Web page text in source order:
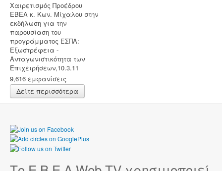
Χαιρετισμός Προέδρου
ΕΒΕΑ κ. Κων. Μίχαλου στην
εκδήλωση για την
παρουσίαση του
προγράμματος ΕΣΠΑ:
Εξωστρέφεια -
Ανταγωνιστικότητα των
Επιχειρήσεων,10.3.11
9,616 εμφανίσεις
Δείτε περισσότερα